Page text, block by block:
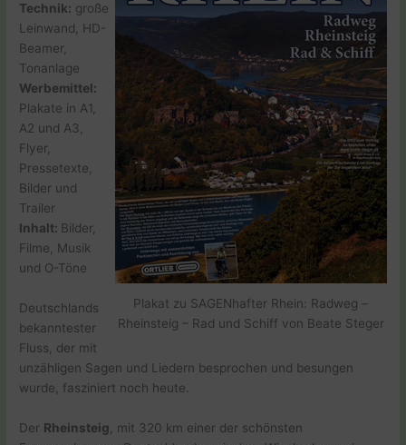
Plakat zu SAGENhafter Rhein: Radweg –
Rheinsteig – Rad und Schiff von Beate Steger
Technik: große
Leinwand, HD-
Beamer,
Tonanlage
Werbemittel:
Plakate in A1,
A2 und A3,
Flyer,
Pressetexte,
Bilder und
Trailer
Inhalt: Bilder,
Filme, Musik
und O-Töne
Deutschlands
bekanntester
Fluss, der mit
unzähligen Sagen und Liedern besprochen und besungen
wurde, fasziniert noch heute.
Der Rheinsteig , mit 320 km einer der schönsten